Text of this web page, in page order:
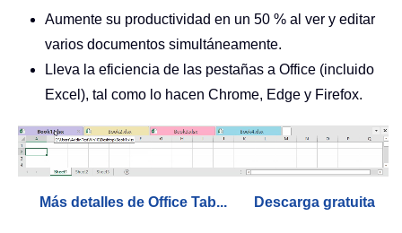
Aumente su productividad en un 50 % al ver y editar
varios documentos simultáneamente.
Lleva la eficiencia de las pestañas a Office (incluido
Excel), tal como lo hacen Chrome, Edge y Firefox.
Más detalles de Office Tab... Descarga gratuita